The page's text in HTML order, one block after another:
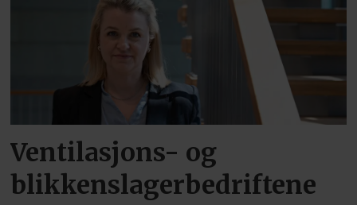
Ventilasjons- og
blikkenslagerbedriftene